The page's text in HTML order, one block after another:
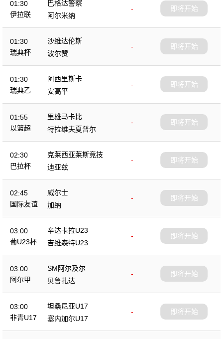
01:30
伊拉联
巴格达警察
-
阿尔米纳
即将开始
01:30
瑞典杯
沙维达伦斯
-
波尔赞
即将开始
01:30
瑞典乙
阿西里斯卡
-
安高平
即将开始
01:55
以篮超
里雄马卡比
-
特拉维夫夏普尔
即将开始
02:30
巴拉杯
克莱西亚莱斯竞技
-
迪亚兹
即将开始
02:45
国际友谊
威尔士
-
加纳
即将开始
03:00
葡U23杯
辛达卡拉U23
-
吉维森特U23
即将开始
03:00
阿尔甲
SM阿尔及尔
-
贝鲁扎达
即将开始
03:00
非青U17
坦桑尼亚U17
-
塞内加尔U17
即将开始